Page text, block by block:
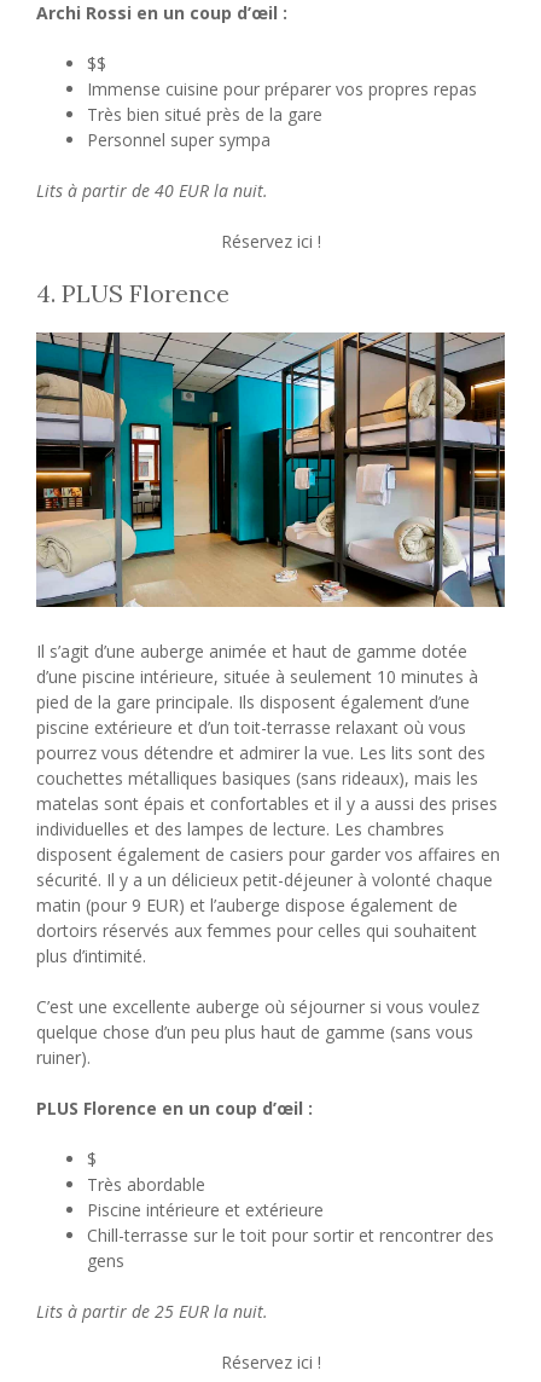
Archi Rossi en un coup d’œil :
$$
Immense cuisine pour préparer vos propres repas
Très bien situé près de la gare
Personnel super sympa
Lits à partir de 40 EUR la nuit.
Réservez ici !
4. PLUS Florence
Il s’agit d’une auberge animée et haut de gamme dotée
d’une piscine intérieure, située à seulement 10 minutes à
pied de la gare principale. Ils disposent également d’une
piscine extérieure et d’un toit-terrasse relaxant où vous
pourrez vous détendre et admirer la vue. Les lits sont des
couchettes métalliques basiques (sans rideaux), mais les
matelas sont épais et confortables et il y a aussi des prises
individuelles et des lampes de lecture. Les chambres
disposent également de casiers pour garder vos affaires en
sécurité. Il y a un délicieux petit-déjeuner à volonté chaque
matin (pour 9 EUR) et l’auberge dispose également de
dortoirs réservés aux femmes pour celles qui souhaitent
plus d’intimité.
C’est une excellente auberge où séjourner si vous voulez
quelque chose d’un peu plus haut de gamme (sans vous
ruiner).
PLUS Florence en un coup d’œil :
$
Très abordable
Piscine intérieure et extérieure
Chill-terrasse sur le toit pour sortir et rencontrer des
gens
Lits à partir de 25 EUR la nuit.
Réservez ici !